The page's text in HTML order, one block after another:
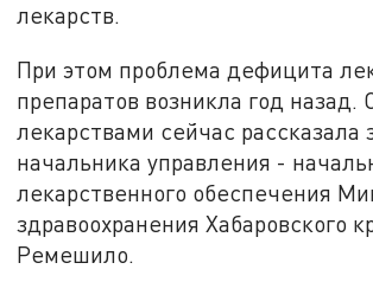
лекарств.
При этом проблема дефицита
препаратов возникла год назад.
лекарствами сейчас рассказала
начальника управления -
лекарственного обеспечения
здравоохранения Хабаровского
Ремешило.